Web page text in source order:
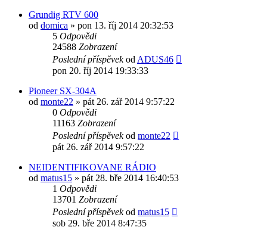
Grundig RTV 600
od domica » pon 13. říj 2014 20:32:53
5 Odpovědi
24588 Zobrazení
Poslední příspěvekod ADUS46
pon 20. říj 2014 19:33:33
Pioneer SX-304A
od monte22 » pát 26. zář 2014 9:57:22
0 Odpovědi
11163 Zobrazení
Poslední příspěvekod monte22
pát 26. zář 2014 9:57:22
NEIDENTIFIKOVANE RÁDIO
od matus15 » pát 28. bře 2014 16:40:53
1 Odpovědi
13701 Zobrazení
Poslední příspěvekod matus15
sob 29. bře 2014 8:47:35